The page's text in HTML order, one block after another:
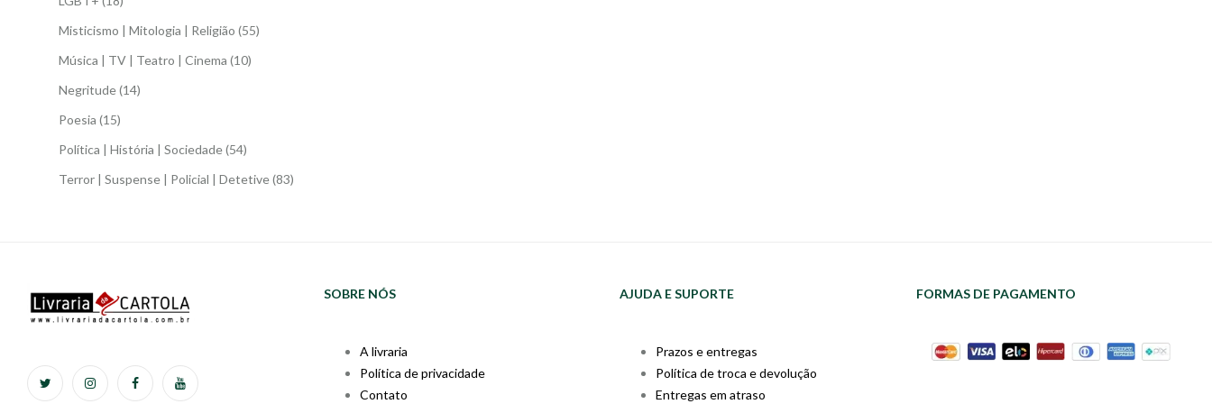
Misticismo | Mitologia | Religião (55)
Música | TV | Teatro | Cinema (10)
Negritude(14)
Poesia (15)
Política | História | Sociedade(54)
Terror | Suspense | Policial | Detetive(83)
SOBRE NÓS
A livraria
Política de privacidade
Contato
AJUDA E SUPORTE
Prazos e entregas
Política de troca e devolução
Entregas em atraso
FORMAS DE PAGAMENTO